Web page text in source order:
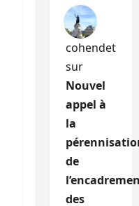
cohendet
sur
Nouvel
appel à
la
de
des